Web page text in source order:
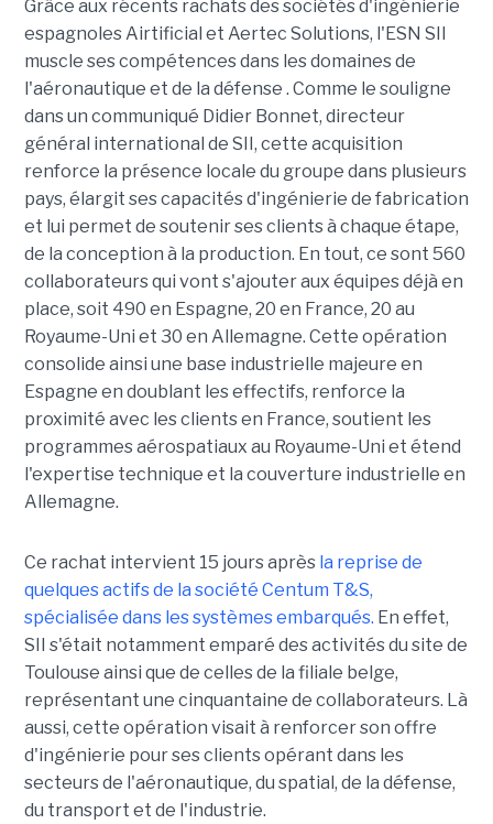
Grâce aux récents rachats des sociétés d'ingénierie
espagnoles Airtificial et Aertec Solutions, l'ESN SII
muscle ses compétences dans les domaines de
l'aéronautique et de la défense . Comme le souligne
dans un communiqué Didier Bonnet, directeur
général international de SII, cette acquisition
renforce la présence locale du groupe dans plusieurs
pays, élargit ses capacités d'ingénierie de fabrication
et lui permet de soutenir ses clients à chaque étape,
de la conception à la production. En tout, ce sont 560
collaborateurs qui vont s'ajouter aux équipes déjà en
place, soit 490 en Espagne, 20 en France, 20 au
Royaume-Uni et 30 en Allemagne. Cette opération
consolide ainsi une base industrielle majeure en
Espagne en doublant les effectifs, renforce la
proximité avec les clients en France, soutient les
programmes aérospatiaux au Royaume-Uni et étend
l'expertise technique et la couverture industrielle en
Allemagne.
Ce rachat intervient 15 jours après la reprise de
quelques actifs de la société Centum T&S,
spécialisée dans les systèmes embarqués. En effet,
SII s'était notamment emparé des activités du site de
Toulouse ainsi que de celles de la filiale belge,
représentant une cinquantaine de collaborateurs. Là
aussi, cette opération visait à renforcer son offre
d'ingénierie pour ses clients opérant dans les
secteurs de l'aéronautique, du spatial, de la défense,
du transport et de l'industrie.